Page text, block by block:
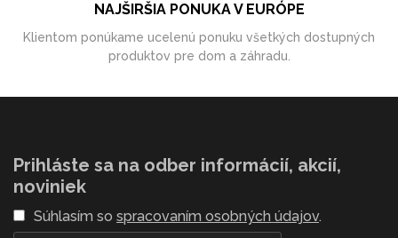
NAJŠIRŠIA PONUKA V EURÓPE
Klientom ponúkame ucelenú ponuku všetkých dostupných
produktov pre dom a záhradu.
Prihláste sa na odber informácií, akcií,
noviniek
Súhlasím so spracovaním osobných údajov.